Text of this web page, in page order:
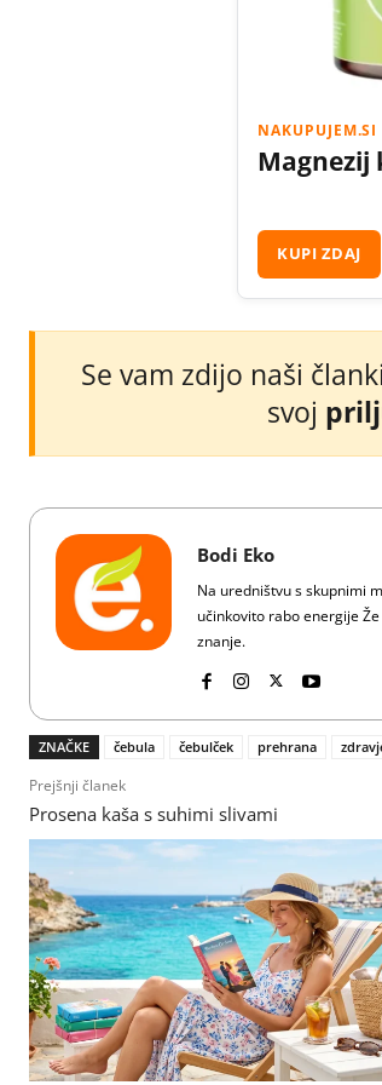
NAKUPUJEM.SI
Magnezij
KUPI ZDAJ
Se vam zdijo naši
svoj
Bodi Eko
Na uredništvu s skupnimi
učinkovito rabo energije
znanje.
ZNAČKE čebula čebulček prehrana
Prejšnji članek
Prosena kaša s suhimi slivami